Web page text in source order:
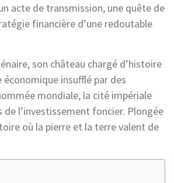
acte de transmission, une quête de
financière d’une redoutable
son château chargé d’histoire
insufflé par des
mondiale, la cité impériale
l’investissement foncier. Plongée
où la pierre et la terre valent de